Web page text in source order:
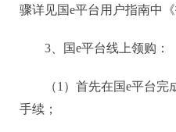
骤详见国e平台用户指南中
3、国e平台线上领购：
（1）首先在国e平台完
手续；